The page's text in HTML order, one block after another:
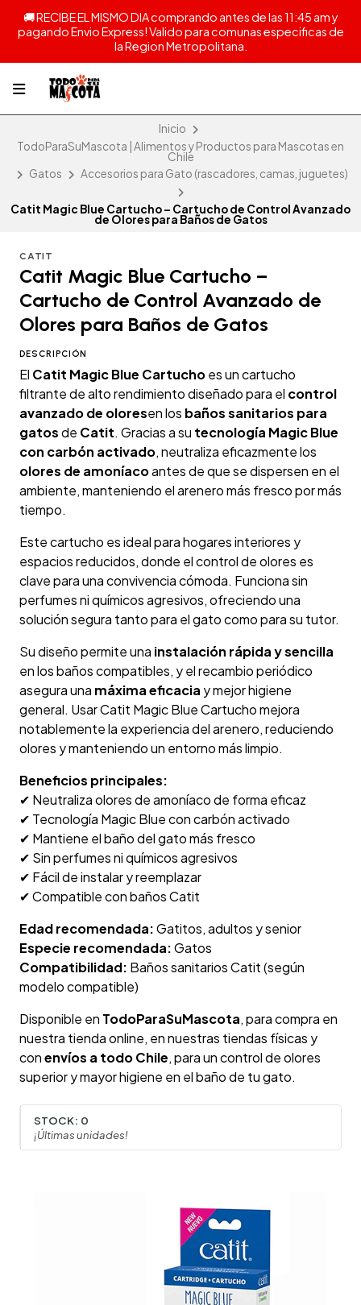
🚚 RECIBE EL MISMO DIA comprando antes de las 11:45 am y
pagando Envio Express! Valido para comunas especificas de
la Region Metropolitana.
Inicio
TodoParaSuMascota | Alimentos y Productos para Mascotas en
Chile
Gatos
Accesorios para Gato (rascadores, camas, juguetes)
Catit Magic Blue Cartucho – Cartucho de Control Avanzado
de Olores para Baños de Gatos
CATIT
Catit Magic Blue Cartucho –
Cartucho de Control Avanzado de
Olores para Baños de Gatos
DESCRIPCIÓN
El Catit Magic Blue Cartuchoes un cartucho
filtrante de alto rendimiento diseñado para el control
avanzado de oloresen los baños sanitarios para
gatosde Catit. Gracias a su tecnología Magic Blue
con carbón activado, neutraliza eficazmente los
olores de amoníacoantes de que se dispersen en el
ambiente, manteniendo el arenero más fresco por más
tiempo.
Este cartucho es ideal para hogares interiores y
espacios reducidos, donde el control de olores es
clave para una convivencia cómoda. Funciona sin
perfumes ni químicos agresivos, ofreciendo una
solución segura tanto para el gato como para su tutor.
Su diseño permite una instalación rápida y sencilla
en los baños compatibles, y el recambio periódico
asegura una máxima eficacia y mejor higiene
general. Usar Catit Magic Blue Cartucho mejora
notablemente la experiencia del arenero, reduciendo
olores y manteniendo un entorno más limpio.
Beneficios principales:
✔ Neutraliza olores de amoníaco de forma eficaz
✔ Tecnología Magic Blue con carbón activado
✔ Mantiene el baño del gato más fresco
✔ Sin perfumes ni químicos agresivos
✔ Fácil de instalar y reemplazar
✔ Compatible con baños Catit
Edad recomendada:Gatitos, adultos y senior
Especie recomendada:Gatos
Compatibilidad: Baños sanitarios Catit (según
modelo compatible)
Disponible en TodoParaSuMascota, para compra en
nuestra tienda online, en nuestras tiendas físicas y
conenvíos a todo Chile, para un control de olores
superior y mayor higiene en el baño de tu gato.
STOCK: 0
¡Últimas unidades!